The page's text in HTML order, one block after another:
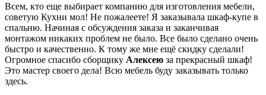
Всем, кто еще выбирает компанию для изготовления мебели,
советую Кухни мол! Не пожалеете! Я заказывала шкаф-купе в
спальню. Начиная с обсуждения заказа и заканчивая
монтажом никаких проблем не было. Все было сделано очень
быстро и качественно. К тому же мне ещё скидку сделали!
Огромное спасибо сборщику Алексею за прекрасный шкаф!
Это мастер своего дела! Всю мебель буду заказывать только
здесь.